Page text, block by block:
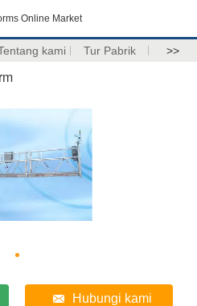
Online Market
kami Tur Pabrik >>
Hubungi kami